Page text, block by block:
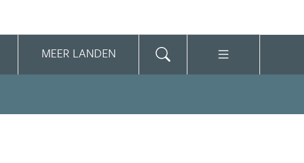
MEER LANDEN